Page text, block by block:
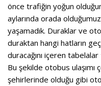
önce trafiğin yoğun
aylarında orada
yaşamadık. Duraklar ve
duraktan hangi hatların
duracağını içeren
Bu şekilde otobus ulaşımı
şehirlerinde olduğu gibi